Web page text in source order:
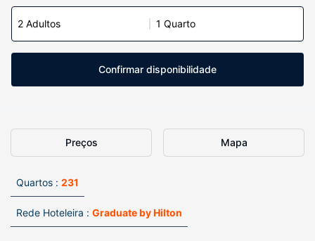
2 Adultos 1 Quarto
Confirmar disponibilidade
Preços Mapa
Quartos : 231
Rede Hoteleira : Graduate by Hilton